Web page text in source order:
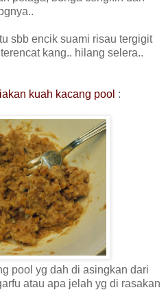
sbb encik suami risau tergigit
kang.. hilang selera..
kuah kacang pool :
pool yg dah di asingkan dari
atau apa jelah yg di rasakan